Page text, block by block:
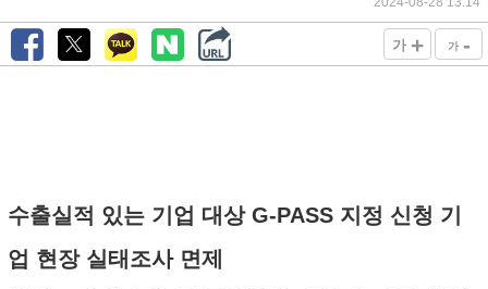
가 + 가 -
수출실적 있는 기업 대상 G-PASS 지정 신청 기
업 현장 실태조사 면제